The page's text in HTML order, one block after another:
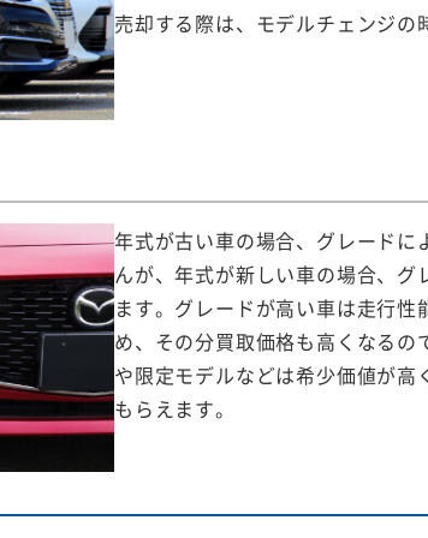
売却する際は、モデルチェンジの
年式が古い車の場合、グレード
んが、年式が新しい車の場合、グ
ます。グレードが高い車は走行
め、その分買取価格も高くなる
や限定モデルなどは希少価値が
もらえます。